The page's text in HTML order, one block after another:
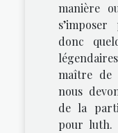
manière
donc
maître de
nous
de la
pour luth.